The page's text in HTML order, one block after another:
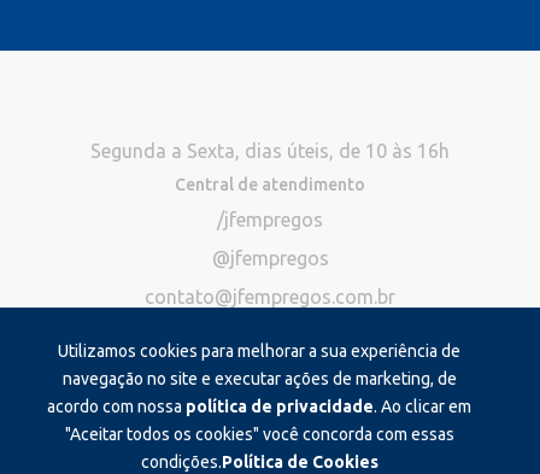
Utilizamos cookies para melhorar a sua experiência de
navegação no site e executar ações de marketing, de
acordo com nossa política de privacidade. Ao clicar em
"Aceitar todos os cookies" você concorda com essas
condições.Política de Cookies
Segunda a Sexta, dias úteis, de 10 às 16h
Central de atendimento
/jfempregos
@jfempregos
contato@jfempregos.com.br
Publicidade
*Exclusivo para atendimento via chat. Não atendemos ligações neste
canal
Produzido e administrado por: